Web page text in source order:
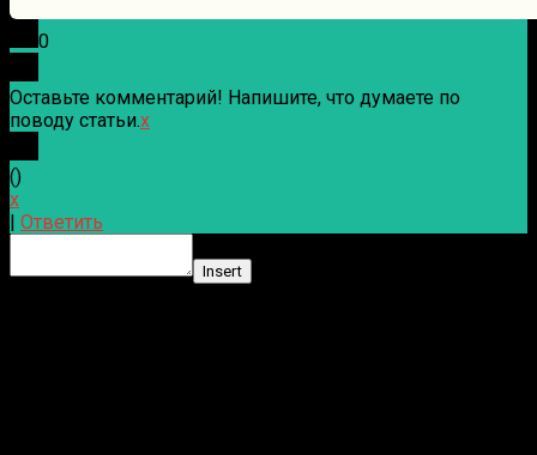
0
Оставьте комментарий! Напишите, что думаете по
поводу статьи.x
()
x
Ответить
Insert